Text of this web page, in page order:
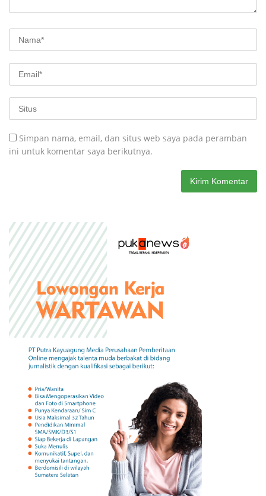
Simpan nama, email, dan situs web saya pada peramban
ini untuk komentar saya berikutnya.